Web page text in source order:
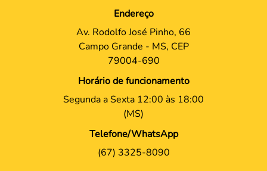
Endereço
Av. Rodolfo José Pinho, 66
Campo Grande - MS, CEP
79004-690
Horário de funcionamento
Segunda a Sexta 12:00 às 18:00
(MS)
Telefone/WhatsApp
(67) 3325-8090